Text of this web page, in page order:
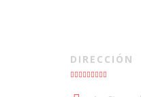
DIRECCIÓN